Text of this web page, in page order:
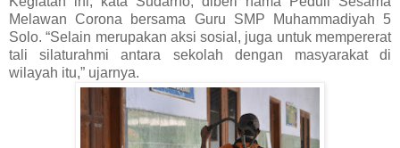
Melawan Corona bersama Guru SMP Muhammadiyah 5
Solo. “Selain merupakan aksi sosial, juga untuk mempererat
tali silaturahmi antara sekolah dengan masyarakat di
wilayah itu,” ujarnya.